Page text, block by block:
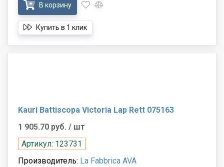
В корзину
Купить в 1 клик
Kauri Battiscopa Victoria Lap Rett 075163
1 905.70 руб. / шт
Артикул: 123731
Производитель: La Fabbrica AVA